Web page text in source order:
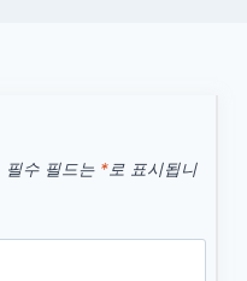
필수 필드는 *로 표시됩니